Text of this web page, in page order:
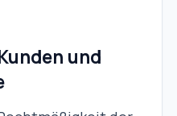
und